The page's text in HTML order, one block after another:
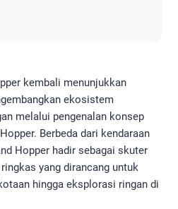
kembali menunjukkan
ekosistem
melalui pengenalan konsep
Berbeda dari kendaraan
Hopper hadir sebagai skuter
yang dirancang untuk
hingga eksplorasi ringan di